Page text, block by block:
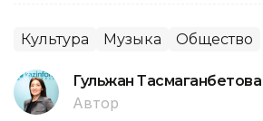
Культура Музыка Общество
Гульжан Тасмаганбетова
Автор